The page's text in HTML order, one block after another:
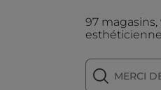
97 magasins,